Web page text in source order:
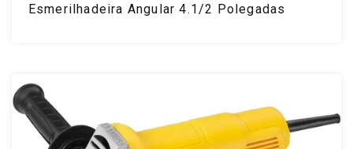
Esmerilhadeira Angular 4.1/2 Polegadas